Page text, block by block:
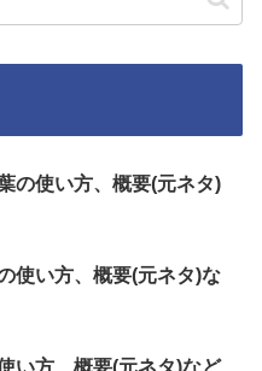
の使い方、概要(元ネタ)
使い方、概要(元ネタ)な